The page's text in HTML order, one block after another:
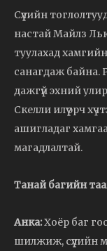
Сүүлийн
настай Майлз
туулахад
санагдаж байна.
дажгүй эхний
Скелли илүү эрч
ашигладаг
магадлалтай.
Танай багийн
Анка:Хоёр баг
шилжиж, сүүлийн